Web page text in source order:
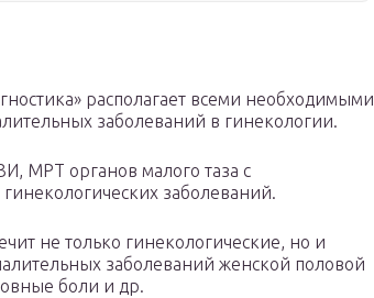
располагает всеми необходимыми
заболеваний в гинекологии.
МРТ органов малого таза с
заболеваний.
не только гинекологические, но и
заболеваний женской половой
боли и др.